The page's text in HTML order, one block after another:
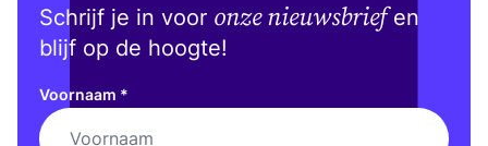
Schrijf je in voor onze nieuwsbriefen
blijf op de hoogte!
Voornaam *